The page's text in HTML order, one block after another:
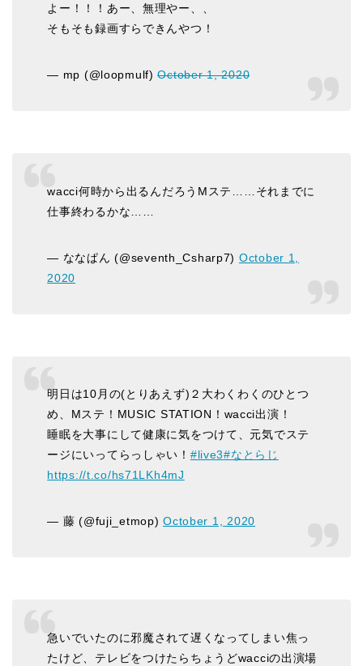
よー！！！あー、無理やー、、
そもそも録画すらできんやつ！
— mp (@loopmulf)October 1, 2020
wacci何時から出るんだろうMステ……それまでに
仕事終わるかな……
— ななぱん (@seventh_Csharp7) October 1,
2020
明日は10月の(とりあえず)２大わくわくのひとつ
め、Mステ！MUSIC STATION！wacci出演！
睡眠を大事にして健康に気をつけて、元気でステ
ージにいってらっしゃい！ #live3#なとらじ
https://t.co/hs71LKh4mJ
— 藤 (@fuji_etmop)October 1, 2020
急いでいたのに邪魔されて遅くなってしまい焦っ
たけど、テレビをつけたらちょうどwacciの出演場